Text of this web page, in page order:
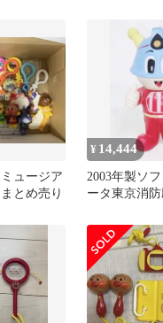
ュージア
とめ売り
¥ 14,444
2003年製ソ
ータ東京消
ベルティ